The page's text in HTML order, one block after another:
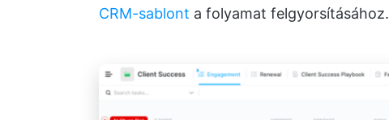
CRM-sablont a folyamat felgyorsításához.